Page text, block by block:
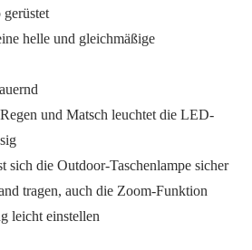
helle und gleichmäßige
und Matsch leuchtet die LED-
sich die Outdoor-Taschenlampe sicher
tragen, auch die Zoom-Funktion
leicht einstellen